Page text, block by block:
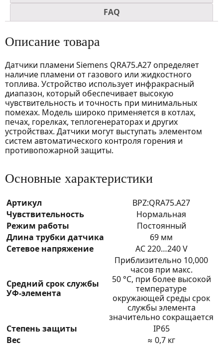
FAQ
Описание товара
Датчики пламени Siemens QRA75.A27 определяет
наличие пламени от газового или жидкостного
топлива. Устройство использует инфракрасный
диапазон, который обеспечивает высокую
чувствительность и точность при минимальных
помехах. Модель широко применяется в котлах,
печах, горелках, теплогенераторах и других
устройствах. Датчики могут выступать элементом
систем автоматического контроля горения и
противопожарной защиты.
Основные характеристики
Артикул
BPZ:QRA75.A27
Чувствительность
Нормальная
Режим работы
Постоянный
Длина трубки датчика
69 мм
Сетевое напряжение
AC 220…240 V
Средний срок службы
УФ-элемента
Приблизительно 10,000
часов при макс.
50 °C, при более высокой
температуре
окружающей среды срок
службы элемента
значительно сокращается
Степень защиты
IP65
Вес
≈ 0,7 кг